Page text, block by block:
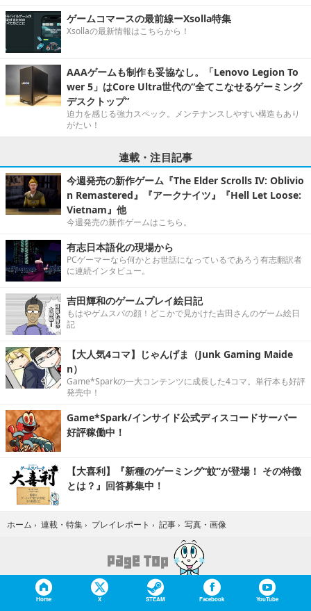
ゲームコマースの最前線ーXsolla特集
Xsollaの最新情報はこちらから！
AAAゲームも制作も妥協なし。「Lenovo Legion To
wer 5」はCore Ultra世代の“全てこなせるゲーミング
デスクトップ”
迫力を感じる強力スペック。メンテナンスしやすい構造もあり
がたい！
連載・注目記事
今週発売の新作ゲーム『The Elder Scrolls IV: Oblivio
n Remastered』『アークナイツ』『Hell Let Loose:
Vietnam』他
今週発売の新作ゲームはこちら。
有志日本語化の現場から
PCゲーマーなら何かとお世話になっているであろう有志翻訳者
に連続インタビュー。
吉田輝和のゲームプレイ絵日記
もはやゲムスパの顔！どこかで見かけた吉田さんのゲーム絵日
記
【大人気4コマ】じゃんげま（Junk Gaming Maide
n）
Game*Sparkの一大コンテンツに成長した4コマ。単行本も好評
発売中！
Game*Spark/インサイド公式ディスコードサーバー
好評稼働中！
【大喜利】『新種のゲーミング“蚊”が登場！ その特徴
とは？』回答募集中！
ホーム › 連載・特集 › プレイレポート › 記事 › 写真・画像
Home X STEAM Facebook YouTube